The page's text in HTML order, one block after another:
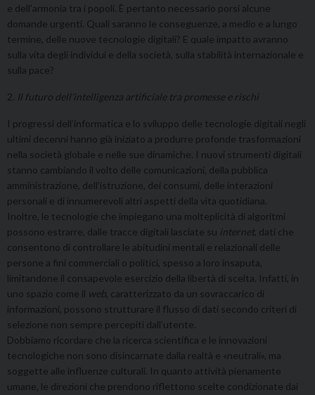
e dell’armonia tra i popoli. È pertanto necessario porsi alcune
domande urgenti. Quali saranno le conseguenze, a medio e a lungo
termine, delle nuove tecnologie digitali? E quale impatto avranno
sulla vita degli individui e della società, sulla stabilità internazionale e
sulla pace?
2. Il futuro dell’intelligenza artificiale tra promesse e rischi
I progressi dell’informatica e lo sviluppo delle tecnologie digitali negli
ultimi decenni hanno già iniziato a produrre profonde trasformazioni
nella società globale e nelle sue dinamiche. I nuovi strumenti digitali
stanno cambiando il volto delle comunicazioni, della pubblica
amministrazione, dell’istruzione, dei consumi, delle interazioni
personali e di innumerevoli altri aspetti della vita quotidiana.
Inoltre, le tecnologie che impiegano una molteplicità di algoritmi
possono estrarre, dalle tracce digitali lasciate su internet, dati che
consentono di controllare le abitudini mentali e relazionali delle
persone a fini commerciali o politici, spesso a loro insaputa,
limitandone il consapevole esercizio della libertà di scelta. Infatti, in
uno spazio come il web , caratterizzato da un sovraccarico di
informazioni, possono strutturare il flusso di dati secondo criteri di
selezione non sempre percepiti dall’utente.
Dobbiamo ricordare che la ricerca scientifica e le innovazioni
tecnologiche non sono disincarnate dalla realtà e «neutrali», ma
soggette alle influenze culturali. In quanto attività pienamente
umane, le direzioni che prendono riflettono scelte condizionate dai